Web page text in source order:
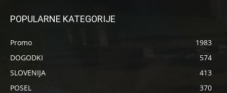
POPULARNE KATEGORIJE
Promo
1983
DOGODKI
574
SLOVENIJA
413
POSEL
370